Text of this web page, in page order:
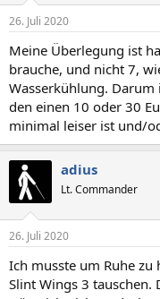
26. Juli 2020
Meine Überlegung ist
brauche, und nicht 7,
Wasserkühlung.
den einen 10 oder 30
minimal leiser ist und/
adius
Lt. Commander
26. Juli 2020
Ich musste um Ruhe zu
Slint Wings 3 tauschen.